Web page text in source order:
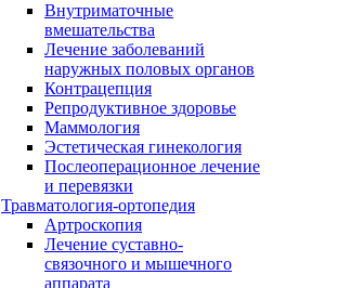
Внутриматочные
вмешательства
Лечение заболеваний
наружных половых органов
Контрацепция
Репродуктивное здоровье
Маммология
Эстетическая гинекология
Послеоперационное лечение
и перевязки
Травматология-ортопедия
Артроскопия
Лечение суставно-
связочного и мышечного
аппарата